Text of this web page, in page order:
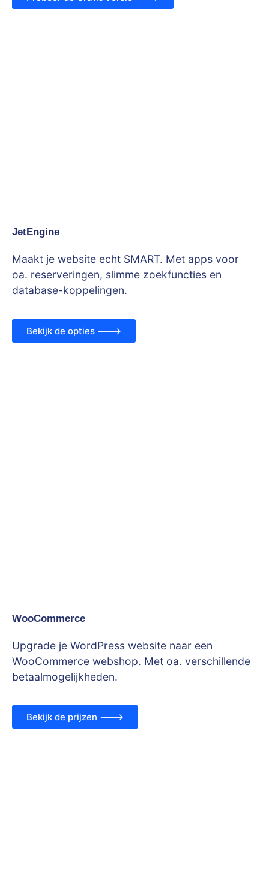
JetEngine
Maakt je website echt SMART. Met apps voor
oa. reserveringen, slimme zoekfuncties en
database-koppelingen.
Bekijk de opties --->
WooCommerce
Upgrade je WordPress website naar een
WooCommerce webshop. Met oa. verschillende
betaalmogelijkheden.
Bekijk de prijzen --->